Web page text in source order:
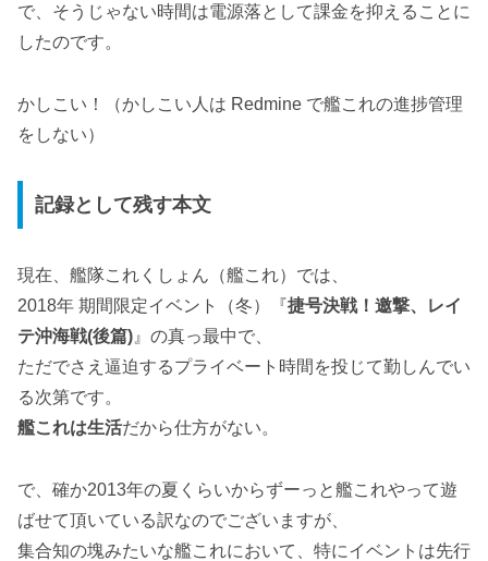
で、そうじゃない時間は電源落として課金を抑えることに
したのです。
かしこい！（かしこい人は Redmine で艦これの進捗管理
をしない）
記録として残す本文
現在、艦隊これくしょん（艦これ）では、
2018年 期間限定イベント（冬）『捷号決戦！邀撃、レイ
テ沖海戦(後篇) 』の真っ最中で、
ただでさえ逼迫するプライベート時間を投じて勤しんでい
る次第です。
艦これは生活だから仕方がない。
で、確か2013年の夏くらいからずーっと艦これやって遊
ばせて頂いている訳なのでございますが、
集合知の塊みたいな艦これにおいて、特にイベントは先行